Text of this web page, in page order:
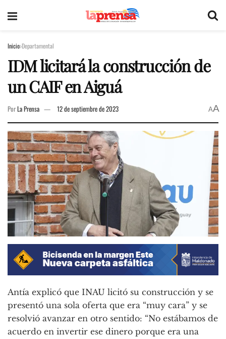
Inicio Departamental
IDM licitará la construcción de
un CAIF en Aiguá
PorLa Prensa 12 de septiembre de 2023 AA
Antía explicó que INAU licitó su construcción y se
presentó una sola oferta que era “muy cara” y se
resolvió avanzar en otro sentido: “No estábamos de
acuerdo en invertir ese dinero porque era una